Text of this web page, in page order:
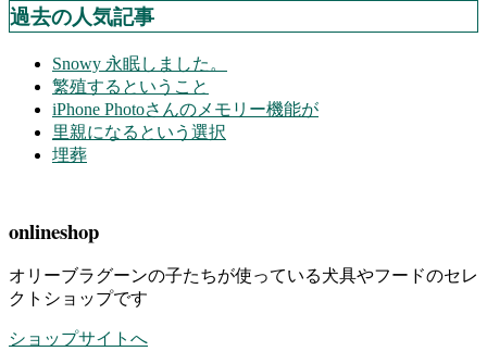
過去の人気記事
Snowy 永眠しました。
繁殖するということ
iPhone Photoさんのメモリー機能が
里親になるという選択
埋葬
onlineshop
オリーブラグーンの子たちが使っている犬具やフードのセレ
クトショップです
ショップサイトへ